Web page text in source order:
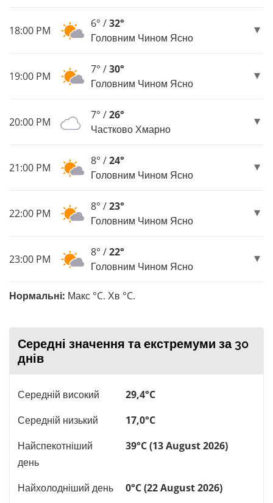
18:00 PM
6° /32°
Головним Чином Ясно
19:00 PM
7° /30°
Головним Чином Ясно
20:00 PM
7° /26°
Частково Хмарно
21:00 PM
8° /24°
Головним Чином Ясно
22:00 PM
8° /23°
Головним Чином Ясно
23:00 PM
8° /22°
Головним Чином Ясно
Нормальні: Макс °C. Хв °C.
Середні значення та екстремуми за 30
днів
Середній високий
29,4°C
Середній низький
17,0°C
Найспекотніший
день
39°C (13 August 2026)
Найхолодніший день
0°C (22 August 2026)